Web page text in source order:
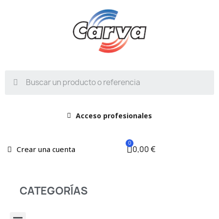
Acceso profesionales
Crear una cuenta 0,00 €
CATEGORÍAS